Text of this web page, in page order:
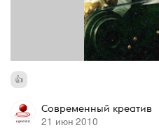
Современный креатив
21 июн 2010